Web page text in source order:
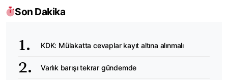
Son Dakika
KDK: Mülakatta cevaplar kayıt altına alınmalı
Varlık barışı tekrar gündemde